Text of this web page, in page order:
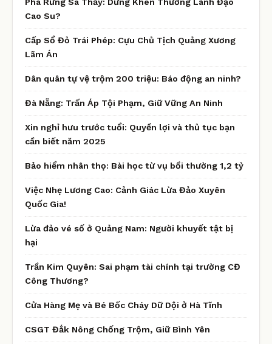
Cao Su?
Cấp Sổ Đỏ Trái Phép: Cựu Chủ Tịch Quảng Xương
Lãm Án
Dân quân tự vệ trộm 200 triệu: Báo động an ninh?
Đà Nẵng: Trấn Áp Tội Phạm, Giữ Vững An Ninh
Xin nghỉ hưu trước tuổi: Quyền lợi và thủ tục bạn
cần biết năm 2025
Bảo hiểm nhân thọ: Bài học từ vụ bồi thường 1,2 tỷ
Việc Nhẹ Lương Cao: Cảnh Giác Lừa Đảo Xuyên
Quốc Gia!
Lừa đảo vé số ở Quảng Nam: Người khuyết tật bị
hại
Trần Kim Quyên: Sai phạm tài chính tại trường CĐ
Công Thương?
Cửa Hàng Mẹ và Bé Bốc Cháy Dữ Dội ở Hà Tĩnh
CSGT Đắk Nông Chống Trộm, Giữ Bình Yên